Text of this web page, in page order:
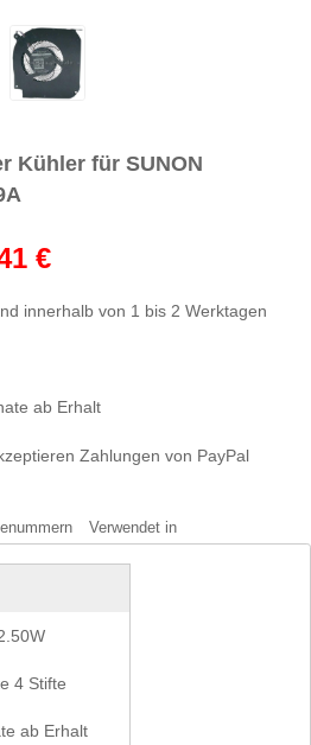
Kühler für SUNON
€
innerhalb von 1 bis 2 Werktagen
ab Erhalt
Zahlungen von PayPal
Verwendet in
4 Stifte
ab Erhalt